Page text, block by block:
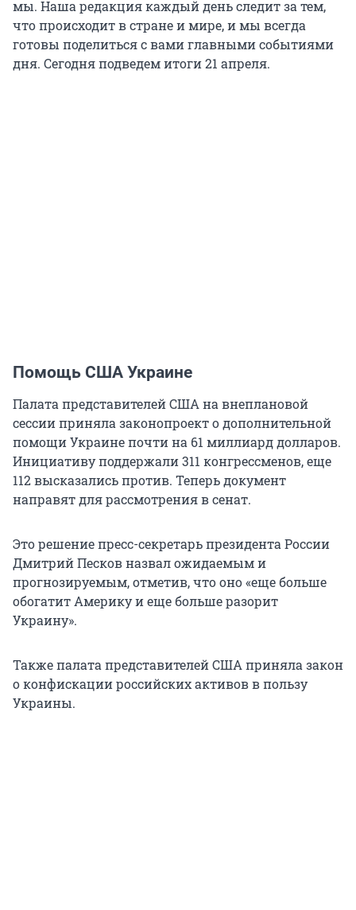
мы. Наша редакция каждый день следит за тем,
что происходит в стране и мире, и мы всегда
готовы поделиться с вами главными событиями
дня. Сегодня подведем итоги 21 апреля.
Помощь США Украине
Палата представителей США на внеплановой
сессии приняла законопроект о дополнительной
помощи Украине почти на 61 миллиард долларов.
Инициативу поддержали 311 конгрессменов, еще
112 высказались против. Теперь документ
направят для рассмотрения в сенат.
Это решение пресс-секретарь президента России
Дмитрий Песков назвал ожидаемым и
прогнозируемым, отметив, что оно «еще больше
обогатит Америку и еще больше разорит
Украину».
Также палата представителей США приняла закон
о конфискации российских активов в пользу
Украины.